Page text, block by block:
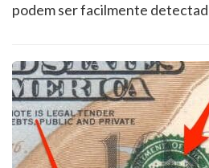
podem ser facilmente